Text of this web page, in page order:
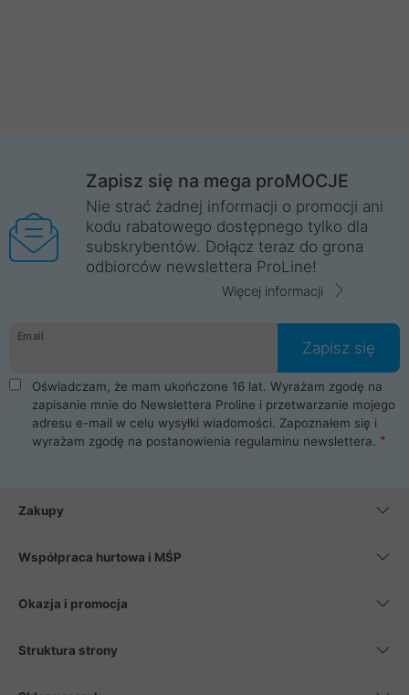
Zapisz się na mega proMOCJE
Nie strać żadnej informacji o promocji ani
kodu rabatowego dostępnego tylko dla
subskrybentów. Dołącz teraz do grona
odbiorców newslettera ProLine!
Więcej informacji
Email
Zapisz się
Oświadczam, że mam ukończone 16 lat. Wyrażam zgodę na
zapisanie mnie do Newslettera Proline i przetwarzanie mojego
adresu e-mail w celu wysyłki wiadomości. Zapoznałem się i
wyrażam zgodę na postanowienia regulaminu newslettera.
Zakupy
Współpraca hurtowa i MŚP
Okazja i promocja
Struktura strony